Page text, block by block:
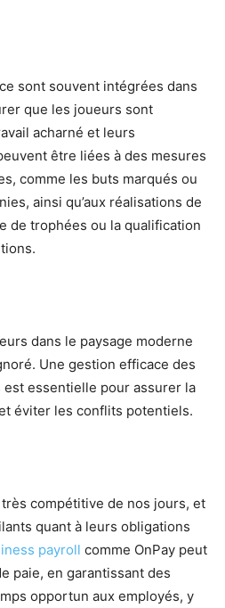
sont souvent intégrées dans
que les joueurs sont
acharné et leurs
être liées à des mesures
comme les buts marqués ou
ainsi qu’aux réalisations de
de trophées ou la qualification
dans le paysage moderne
Une gestion efficace des
essentielle pour assurer la
éviter les conflits potentiels.
compétitive de nos jours, et
quant à leurs obligations
payroll comme OnPay peut
paie, en garantissant des
opportun aux employés, y